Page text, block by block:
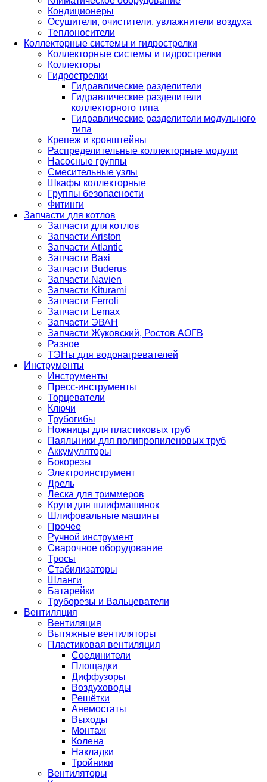
Кондиционеры
Осушители, очистители, увлажнители воздуха
Теплоносители
Коллекторные системы и гидрострелки
Коллекторные системы и гидрострелки
Коллекторы
Гидрострелки
Гидравлические разделители
Гидравлические разделители
коллекторного типа
Гидравлические разделители модульного
типа
Крепеж и кронштейны
Распределительные коллекторные модули
Насосные группы
Смесительные узлы
Шкафы коллекторные
Группы безопасности
Фитинги
Запчасти для котлов
Запчасти для котлов
Запчасти Ariston
Запчасти Atlantic
Запчасти Baxi
Запчасти Buderus
Запчасти Navien
Запчасти Kiturami
Запчасти Ferroli
Запчасти Lemax
Запчасти ЭВАН
Запчасти Жуковский, Ростов АОГВ
Разное
ТЭНы для водонагревателей
Инструменты
Инструменты
Пресс-инструменты
Торцеватели
Ключи
Трубогибы
Ножницы для пластиковых труб
Паяльники для полипропиленовых труб
Аккумуляторы
Бокорезы
Электроинструмент
Дрель
Леска для триммеров
Круги для шлифмашинок
Шлифовальные машины
Прочее
Ручной инструмент
Сварочное оборудование
Тросы
Стабилизаторы
Шланги
Батарейки
Труборезы и Вальцеватели
Вентиляция
Вентиляция
Вытяжные вентиляторы
Пластиковая вентиляция
Соединители
Площадки
Диффузоры
Воздуховоды
Решётки
Анемостаты
Выходы
Монтаж
Колена
Накладки
Тройники
Вентиляторы